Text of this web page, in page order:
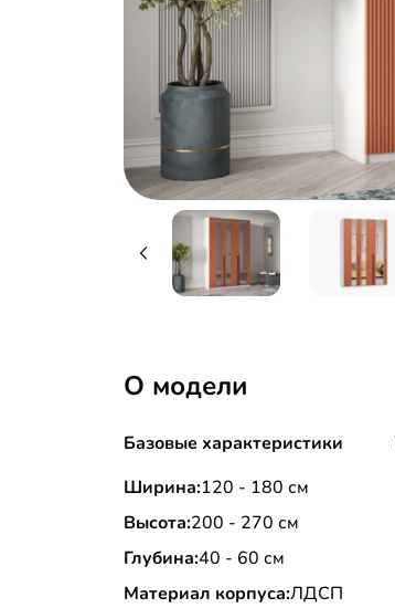
О модели
Базовые характеристики
Ширина:120 - 180 см
Высота:200 - 270 см
Глубина:40 - 60 см
Материал корпуса:ЛДСП